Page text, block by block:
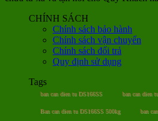
CHÍNH SÁCH
Chính sách bảo hành
Chính sách vận chuyển
Chính sách đổi trả
Quy định sử dụng
Tags
ban can dien tu DS166SS ban can dien
Ban can dien tu DS166SS 500kg ban